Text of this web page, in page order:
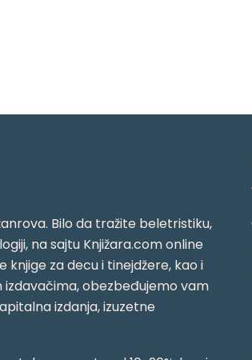
Bilo da tražite beletristiku,
na sajtu Knjižara.com online
knjige za decu i tinejdžere, kao i
izdavačima, obezbeđujemo vam
izdanja, izuzetne